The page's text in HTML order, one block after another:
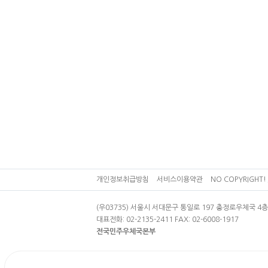
개인정보취급방침 서비스이용약관 NO COPYRIGHT!
(우03735) 서울시 서대문구 통일로 197 충정로우체국 4
대표전화: 02-2135-2411 FAX: 02-6008-1917
전국민주우체국본부